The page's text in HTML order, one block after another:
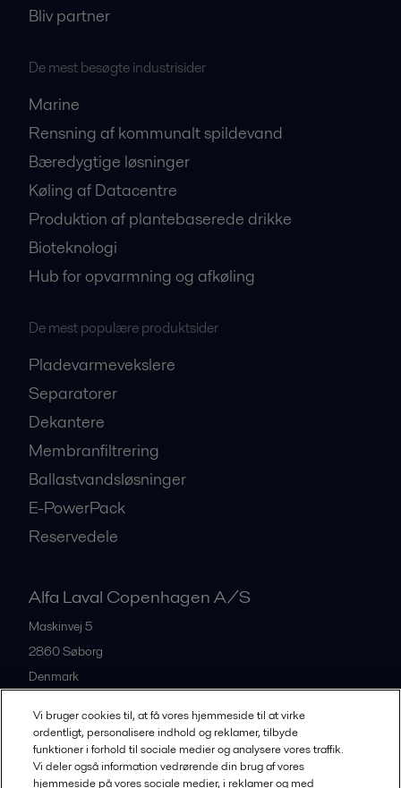
Bliv partner
De mest besøgte industrisider
Marine
Rensning af kommunalt spildevand
Bæredygtige løsninger
Køling af Datacentre
Produktion af plantebaserede drikke
Bioteknologi
Hub for opvarmning og afkøling
De mest populære produktsider
Pladevarmevekslere
Separatorer
Dekantere
Membranfiltrering
Ballastvandsløsninger
E-PowerPack
Reservedele
Alfa Laval Copenhagen A/S
Maskinvej 5
2860Søborg
Denmark
All offices and partners
Vi bruger cookies til, at få vores hjemmeside til at virke
ordentligt, personalisere indhold og reklamer, tilbyde
funktioner i forhold til sociale medier og analysere vores traffik.
Vi deler også information vedrørende din brug af vores
hjemmeside på vores sociale medier, i reklamer og med